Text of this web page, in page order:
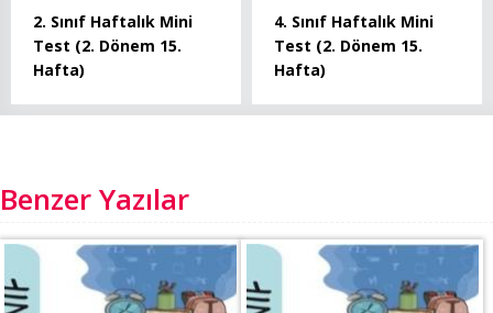
2. Sınıf Haftalık Mini
Test (2. Dönem 15.
Hafta)
4. Sınıf Haftalık Mini
Test (2. Dönem 15.
Hafta)
Benzer Yazılar